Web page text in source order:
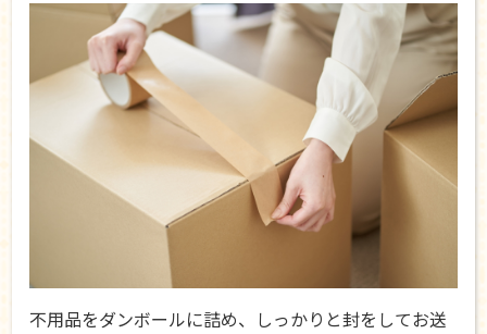
不用品をダンボールに詰め、しっかりと封をしてお送